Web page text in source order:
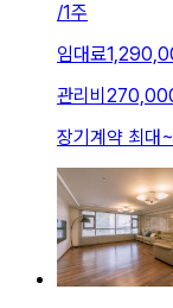
/1주
임대료
관리비
장기계약 최대 ~